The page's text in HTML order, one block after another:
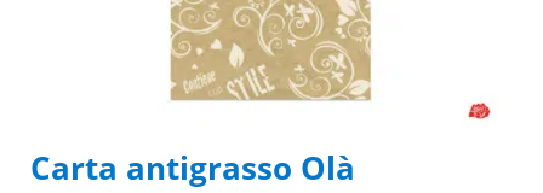
Carta antigrasso Olà